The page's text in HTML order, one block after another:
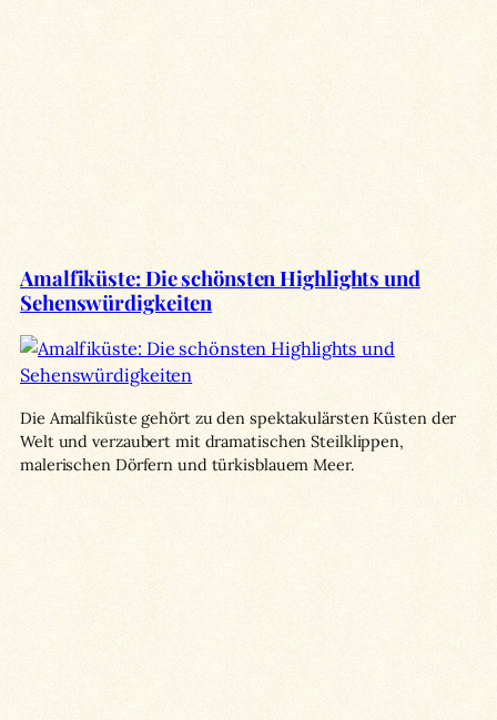
Amalfiküste: Die schönsten Highlights und
Sehenswürdigkeiten
Die Amalfiküste gehört zu den spektakulärsten Küsten der
Welt und verzaubert mit dramatischen Steilklippen,
malerischen Dörfern und türkisblauem Meer.